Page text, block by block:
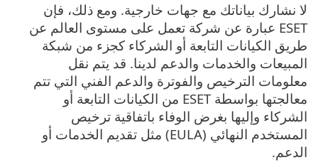
لا نشارك بياناتك مع جهات خارجية. ومع ذلك، فإن
ESET عبارة عن شركة تعمل على مستوى العالم عن
طريق الكيانات التابعة أو الشركاء كجزء من شبكة
المبيعات والخدمات والدعم لدينا. قد يتم نقل
معلومات الترخيص والفوترة والدعم الفني التي تتم
معالجتها بواسطة ESET من الكيانات التابعة أو
الشركاء وإليها بغرض الوفاء باتفاقية ترخيص
المستخدم النهائي (EULA) مثل تقديم الخدمات أو
الدعم.